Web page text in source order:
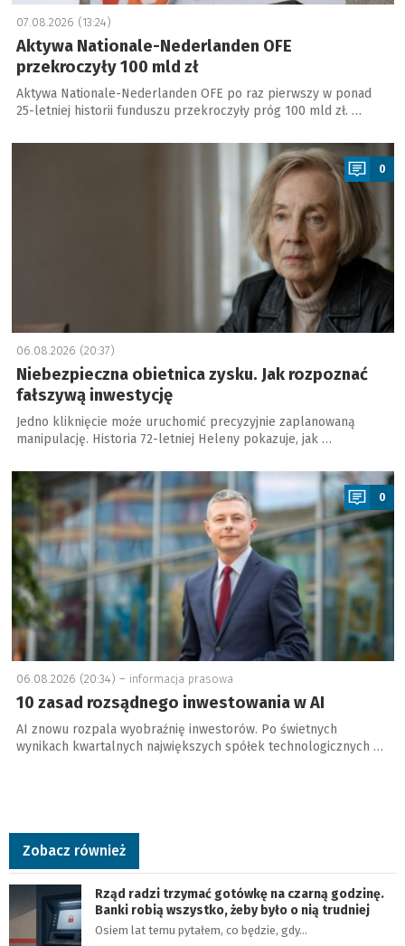
07.08.2026 (13:24)
Aktywa Nationale-Nederlanden OFE
przekroczyły 100 mld zł
Aktywa Nationale-Nederlanden OFE po raz pierwszy w ponad
25-letniej historii funduszu przekroczyły próg 100 mld zł. …
a
0
06.08.2026 (20:37)
Niebezpieczna obietnica zysku. Jak rozpoznać
fałszywą inwestycję
Jedno kliknięcie może uruchomić precyzyjnie zaplanowaną
manipulację. Historia 72-letniej Heleny pokazuje, jak …
a
0
06.08.2026 (20:34) – informacja prasowa
10 zasad rozsądnego inwestowania w AI
AI znowu rozpala wyobraźnię inwestorów. Po świetnych
wynikach kwartalnych największych spółek technologicznych …
Zobacz również
Rząd radzi trzymać gotówkę na czarną godzinę.
Banki robią wszystko, żeby było o nią trudniej
Osiem lat temu pytałem, co będzie, gdy…